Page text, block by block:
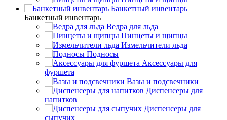
Банкетный инвентарь
Банкетный инвентарь
Ведра для льда
Пинцеты и щипцы
Измельчители льда
Подносы
Аксессуары для
фуршета
Вазы и подсвечники
Диспенсеры для
напитков
Диспенсеры для
сыпучих